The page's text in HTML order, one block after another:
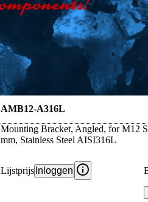
AMB12-A316L
Mounting Bracket, Angled, for M12
mm, Stainless Steel AISI316L
Lijstprijs Inloggen